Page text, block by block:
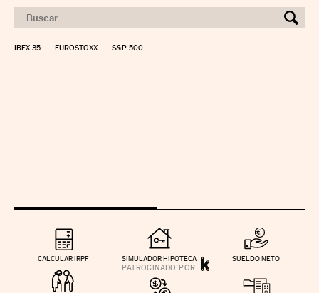
IBEX 35 EUROSTOXX S&P 500
CALCULAR IRPF SIMULADOR HIPOTECA SUELDO NETO